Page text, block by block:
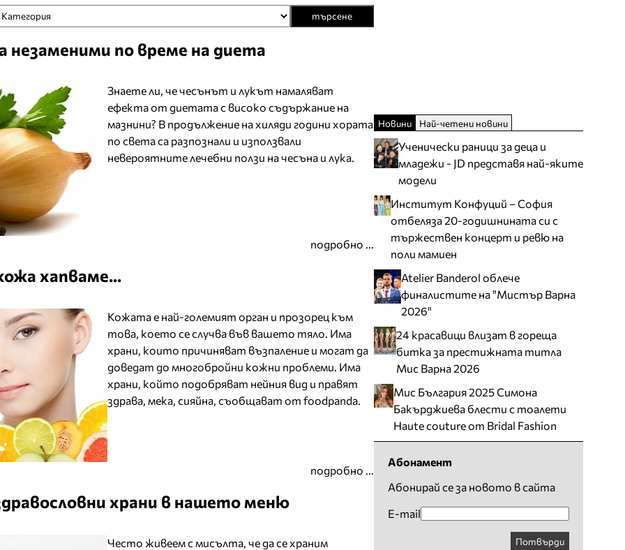
търсене
незаменими по време на диета
Знаете ли, че чесънът и лукът намаляват
ефекта от диетата с високо съдържание на
мазнини? В продължение на хиляди години хората
по света са разпознали и използвали
невероятните лечебни ползи на чесъна и лука.
подробно ...
хапваме...
Кожата е най-големият орган и прозорец към
това, което се случва във вашето тяло. Има
храни, които причиняват възпаление и могат да
доведат до многобройни кожни проблеми. Има
храни, който подобряват нейния вид и правят
здрава, мека, сияйна, съобщават от foodpanda.
подробно ...
храни в нашето меню
Често живеем с мисълта, че да се храним
Новини Най-четени новини
Ученически раници за деца и
младежи - JD представя най-яките
модели
Институт Конфуций – София
отбеляза 20-годишнината си с
тържествен концерт и ревю на
поли мамиен
Atelier Banderol облече
финалистите на "Мистър Варна
2026"
24 красавици влизат в гореща
битка за престижната титла
Мис Варна 2026
Мис България 2025 Симона
Бакърджиева блести с тоалети
Haute couture от Bridal Fashion
Абонамент
Абонирай се за новото в сайта
E-mail
Потвърди